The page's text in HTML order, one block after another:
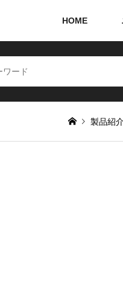
HOME
製品紹